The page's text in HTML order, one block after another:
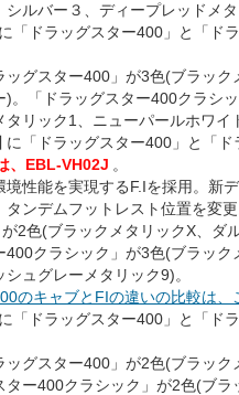
ルバー３、ディープレッドメタ
に「ドラッグスター400」と「ド
グスター400」が3色(ブラック
)。「ドラッグスター400クラシ
タリック1、ニューパールホワイ
に「ドラッグスター400」と「
、EBL-VH02J 。
境性能を実現するF.Iを採用。新
タンデムフットレスト位置を変
2色(ブラックメタリックX、ダ
400クラシック」が3色(ブラッ
ュグレーメタリック9)。
のキャブとFIの違いの比較は、
に「ドラッグスター400」と「ド
ッグスター400」が2色(ブラッ
ター400クラシック」が2色(ブ